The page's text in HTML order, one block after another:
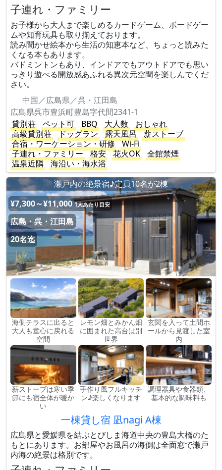
子連れ・ファミリー
お子様から大人まで楽しめるカードゲーム、ボードゲー
ムや知育玩具も取り揃えております。
読み聞かせ絵本から生活の知恵本など、ちょっと読みた
くなる本もあります。
バドミントンもあり、インドアでもアウトドアでも思い
っきり遊べる開放感あふれる異次元空間を楽しんでくだ
さい。
中国／広島県／呉・江田島
広島県呉市豊浜町豊島字代間2341-1
貸別荘
ペット可 BBQ 大人数
おしゃれ
高級貸別荘
ドッグラン 露天風呂
薪ストーブ
合宿・ワーケーション・研修
Wi-Fi
子連れ・ファミリー
格安 花火OK
全館禁煙
温泉近隣
海沿い・海水浴
瀬戸内の絶景宿♪定員10名が2棟
¥7,300～¥11,000 1人あたり目安
広島・呉・江田島
20名迄
海側テラスに出ると
大人も童心に戻れる
空間
レモン畑とみかん畑
に囲まれた高台は別
世界
玄関を入って土間ホ
ールから見渡した室
内
薪ストーブは寒い季
節にも宿全体が暖か
い
手作り風フルキッチ
ン♪楽しくなります
調理器具や食器類、
基本的な調味料も
一棟貸し宿 凪nagi A棟
広島県と愛媛県を結ぶとびしま海道中央の豊島大橋のた
もとにあります。お部屋やお風呂の海側は全面窓で瀬戸
内海の絶景は格別です。